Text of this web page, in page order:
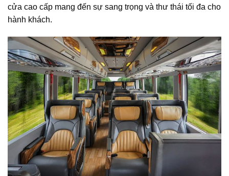
cửa cao cấp mang đến sự sang trọng và thư thái tối đa cho
hành khách.